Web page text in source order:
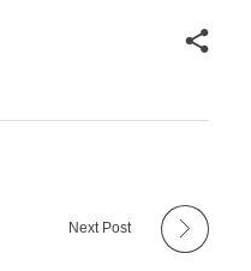
Next Post